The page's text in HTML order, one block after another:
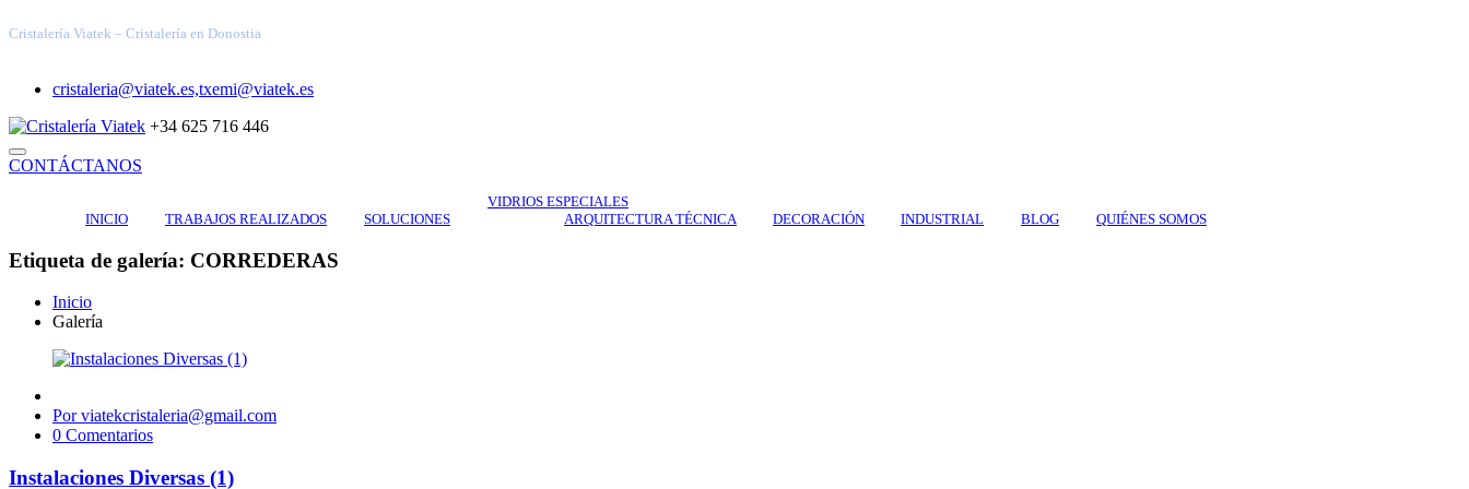
Cristalería Viatek – Cristalería en Donostia
cristaleria@viatek.es,txemi@viatek.es
+34 625 716 446
CONTÁCTANOS
INICIO TRABAJOS REALIZADOS SOLUCIONES
VIDRIOS ESPECIALES
ARQUITECTURA TÉCNICA
DECORACIÓN INDUSTRIAL BLOG QUIÉNES SOMOS
Etiqueta de galería: CORREDERAS
Inicio
Galería
Por viatekcristaleria@gmail.com
0 Comentarios
Instalaciones Diversas (1)